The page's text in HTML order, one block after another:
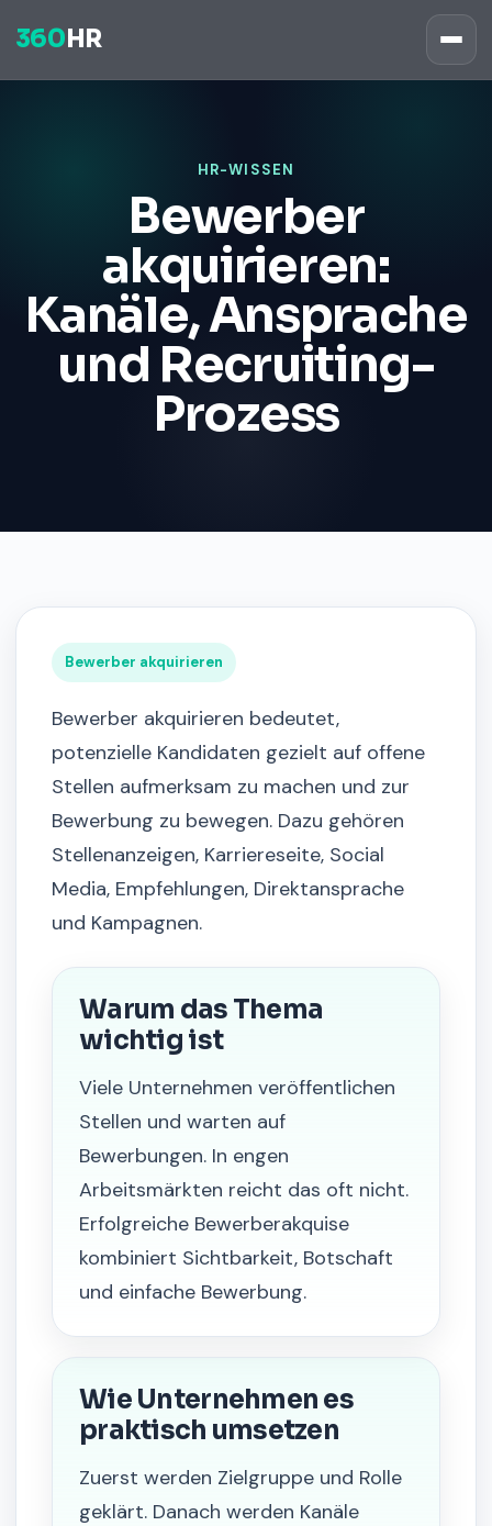
360 HR
HR-WISSEN
Bewerber
akquirieren:
Kanäle, Ansprache
und Recruiting-
Prozess
Bewerber akquirieren
Bewerber akquirieren bedeutet,
potenzielle Kandidaten gezielt auf offene
Stellen aufmerksam zu machen und zur
Bewerbung zu bewegen. Dazu gehören
Stellenanzeigen, Karriereseite, Social
Media, Empfehlungen, Direktansprache
und Kampagnen.
Warum das Thema
wichtig ist
Viele Unternehmen veröffentlichen
Stellen und warten auf
Bewerbungen. In engen
Arbeitsmärkten reicht das oft nicht.
Erfolgreiche Bewerberakquise
kombiniert Sichtbarkeit, Botschaft
und einfache Bewerbung.
Wie Unternehmen es
praktisch umsetzen
Zuerst werden Zielgruppe und Rolle
geklärt. Danach werden Kanäle